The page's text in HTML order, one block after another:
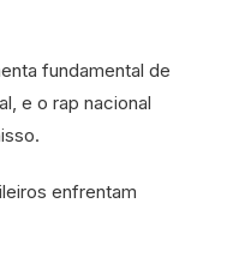
fundamental de
e o rap nacional
enfrentam